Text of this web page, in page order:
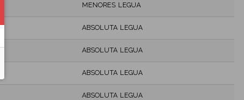
MENORES LEGUA
ABSOLUTA LEGUA
ABSOLUTA LEGUA
ABSOLUTA LEGUA
ABSOLUTA LEGUA